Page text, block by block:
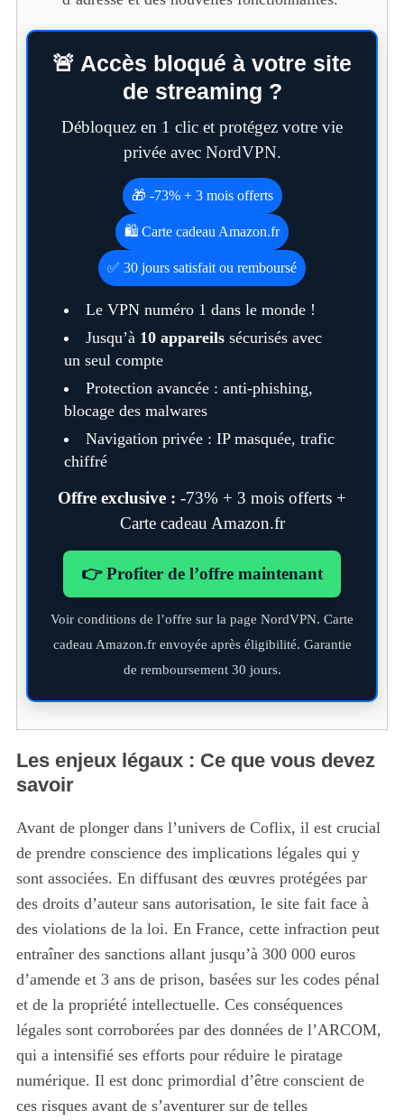
🚨 Accès bloqué à votre site
de streaming ?
Débloquez en 1 clic et protégez votre vie
privée avec NordVPN.
🎁 -73% + 3 mois offerts
🛍️ Carte cadeau Amazon.fr
✅ 30 jours satisfait ou remboursé
Le VPN numéro 1 dans le monde !
Jusqu’à 10 appareilssécurisés avec
un seul compte
Protection avancée : anti-phishing,
blocage des malwares
Navigation privée : IP masquée, trafic
chiffré
Offre exclusive : -73% + 3 mois offerts +
Carte cadeau Amazon.fr
👉 Profiter de l’offre maintenant
Voir conditions de l’offre sur la page NordVPN. Carte
cadeau Amazon.fr envoyée après éligibilité. Garantie
de remboursement 30 jours.
Les enjeux légaux : Ce que vous devez
savoir
Avant de plonger dans l’univers de Coflix, il est crucial
de prendre conscience des implications légales qui y
sont associées. En diffusant des œuvres protégées par
des droits d’auteur sans autorisation, le site fait face à
des violations de la loi. En France, cette infraction peut
entraîner des sanctions allant jusqu’à 300 000 euros
d’amende et 3 ans de prison, basées sur les codes pénal
et de la propriété intellectuelle. Ces conséquences
légales sont corroborées par des données de l’ARCOM,
qui a intensifié ses efforts pour réduire le piratage
numérique. Il est donc primordial d’être conscient de
ces risques avant de s’aventurer sur de telles